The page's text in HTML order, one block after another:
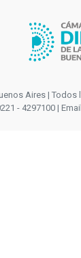
Aires |
- 4297100 |